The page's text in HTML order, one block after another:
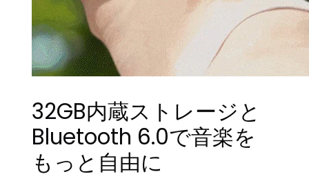
32GB内蔵ストレージと
Bluetooth 6.0で音楽を
もっと自由に